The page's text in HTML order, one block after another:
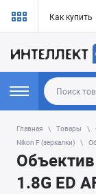
Как купить
Главная Товары
Nikon F (зеркалки)
1.8G ED